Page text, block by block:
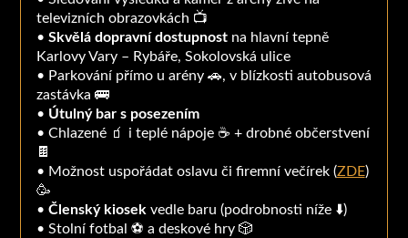
televizních obrazovkách 📺
• Skvělá dopravní dostupnostna hlavní tepně
Karlovy Vary – Rybáře, Sokolovská ulice
• Parkování přímo u arény 🚗, v blízkosti autobusová
zastávka 🚌
• Útulný bar s posezením
• Chlazené 🧃 i teplé nápoje ☕️ + drobné občerstvení
🍫
• Možnost uspořádat oslavu či firemní večírek (ZDE)
🥳
• Členský kiosek vedle baru (podrobnosti níže ⬇️)
• Stolní fotbal ⚽️ a deskové hry 🎲